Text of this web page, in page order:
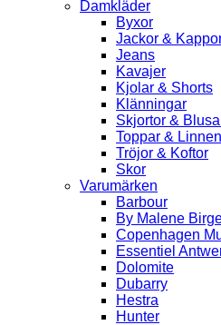
Damkläder
Byxor
Jackor &
Jeans
Kavajer
Kjolar & Shorts
Klänningar
Skjortor &
Toppar & Linnen
Tröjor & Koftor
Skor
Varumärken
Barbour
By Malene
Copenhagen
Essentiel
Dolomite
Dubarry
Hestra
Hunter